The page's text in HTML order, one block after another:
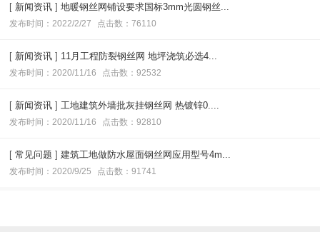
[ 新闻资讯 ] 地暖钢丝网铺设要求国标3mm光圆钢丝...
发布时间：2022/2/27 点击数：76110
[ 新闻资讯 ] 11月工程防裂钢丝网 地坪浇筑必选4...
发布时间：2020/11/16 点击数：92532
[ 新闻资讯 ] 工地建筑外墙批灰挂钢丝网 热镀锌0....
发布时间：2020/11/16 点击数：92810
[ 常见问题 ] 建筑工地做防水屋面钢丝网应用型号4m...
发布时间：2020/9/25 点击数：91741